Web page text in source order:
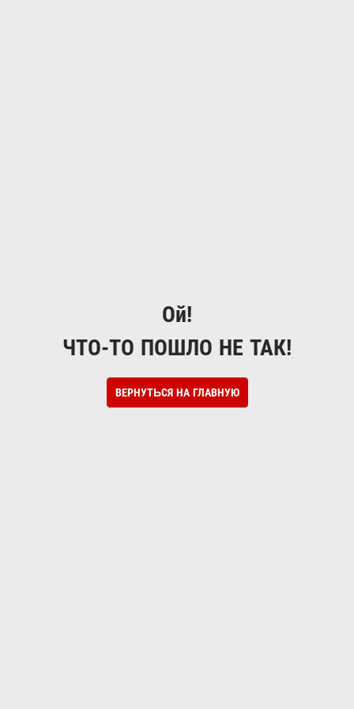
Ой!
ЧТО-ТО ПОШЛО НЕ ТАК!
ВЕРНУТЬСЯ НА ГЛАВНУЮ